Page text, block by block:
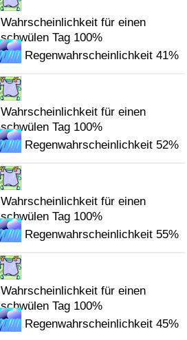
Wahrscheinlichkeit für einen
schwülen Tag 100%
Regenwahrscheinlichkeit 41%
Wahrscheinlichkeit für einen
schwülen Tag 100%
Regenwahrscheinlichkeit 52%
Wahrscheinlichkeit für einen
schwülen Tag 100%
Regenwahrscheinlichkeit 55%
Wahrscheinlichkeit für einen
schwülen Tag 100%
Regenwahrscheinlichkeit 45%